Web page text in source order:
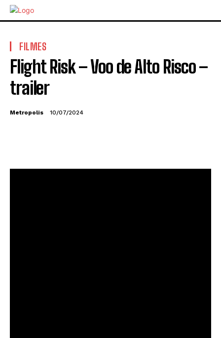
FILMES
Flight Risk – Voo de Alto Risco –
trailer
Metropolis 10/07/2024